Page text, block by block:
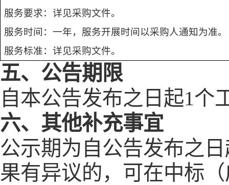
服务要求：详见采购文件。
服务时间：一年， 服务开展时间以采购人通知为准。
服务标准：详见采购文件。
五、 公告期限
自本公告发布之日起1个
六、其他补充事宜
公示期为自公告发布之
果有异议的，可在中标